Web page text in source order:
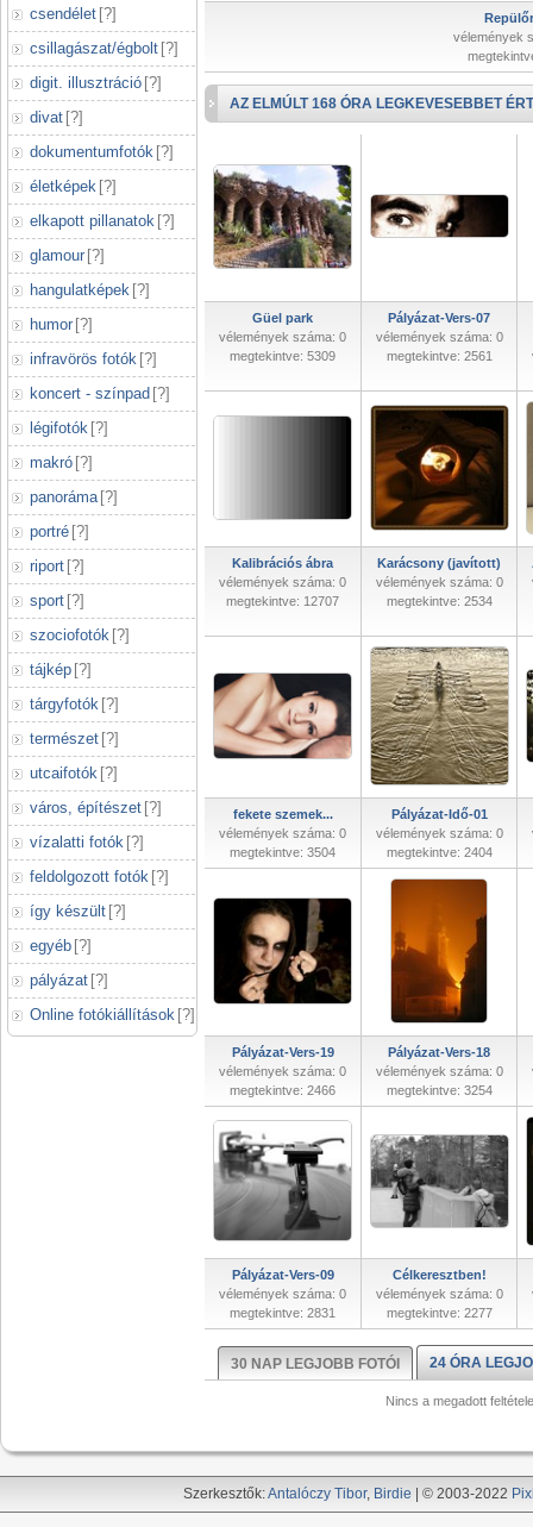
csendélet [?]
csillagászat/égbolt [?]
digit. illusztráció [?]
divat [?]
dokumentumfotók [?]
életképek [?]
elkapott pillanatok [?]
glamour [?]
hangulatképek [?]
humor [?]
infravörös fotók [?]
koncert - színpad [?]
légifotók [?]
makró [?]
panoráma [?]
portré [?]
riport [?]
sport [?]
szociofotók [?]
tájkép [?]
tárgyfotók [?]
természet [?]
utcaifotók [?]
város, építészet [?]
vízalatti fotók [?]
feldolgozott fotók [?]
így készült [?]
egyéb [?]
pályázat [?]
Online fotókiállítások [?]
vélemények
AZ ELMÚLT 168 ÓRA LEGKEVESEBBET
Güel park
vélemények száma: 0
megtekintve: 5309
Pályázat-Vers-07
vélemények száma: 0
megtekintve: 2561
Kalibrációs ábra
vélemények száma: 0
megtekintve: 12707
Karácsony (javított)
vélemények száma: 0
megtekintve: 2534
fekete szemek...
vélemények száma: 0
megtekintve: 3504
Pályázat-Idő-01
vélemények száma: 0
megtekintve: 2404
Pályázat-Vers-19
vélemények száma: 0
megtekintve: 2466
Pályázat-Vers-18
vélemények száma: 0
megtekintve: 3254
Pályázat-Vers-09
vélemények száma: 0
megtekintve: 2831
Célkeresztben!
vélemények száma: 0
megtekintve: 2277
30 NAP LEGJOBB FOTÓI 24 ÓRA
Nincs a megadott
Szerkesztők:Antalóczy Tibor, Birdie | © 2003-2022